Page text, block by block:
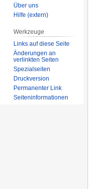
Über uns
Hilfe (extern)
Werkzeuge
Links auf diese Seite
Änderungen an
verlinkten Seiten
Spezialseiten
Druckversion
Permanenter Link
Seiten­informationen